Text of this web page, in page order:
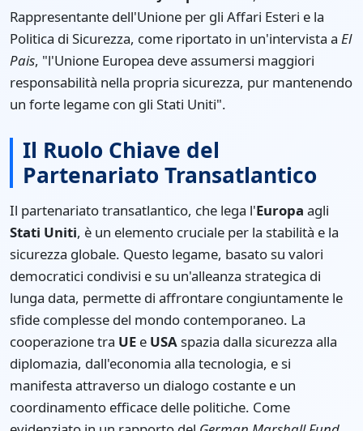
Rappresentante dell'Unione per gli Affari Esteri e la
Politica di Sicurezza, come riportato in un'intervista a El
Pais, "l'Unione Europea deve assumersi maggiori
responsabilità nella propria sicurezza, pur mantenendo
un forte legame con gli Stati Uniti".
Il Ruolo Chiave del
Partenariato Transatlantico
Il partenariato transatlantico, che lega l'Europa agli
Stati Uniti, è un elemento cruciale per la stabilità e la
sicurezza globale. Questo legame, basato su valori
democratici condivisi e su un'alleanza strategica di
lunga data, permette di affrontare congiuntamente le
sfide complesse del mondo contemporaneo. La
cooperazione tra UE e USA spazia dalla sicurezza alla
diplomazia, dall'economia alla tecnologia, e si
manifesta attraverso un dialogo costante e un
coordinamento efficace delle politiche. Come